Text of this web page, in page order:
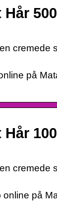
cremede
på
cremede
på